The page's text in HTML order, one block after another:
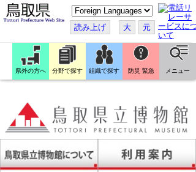
こ
の
ペ
ー
ジ
翻
訳
す
読み上げ 大 元
県外の方へ 分野で探す 組織で探す 防災 緊急 メニュー